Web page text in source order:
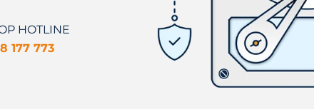
HOTLINE
177 773